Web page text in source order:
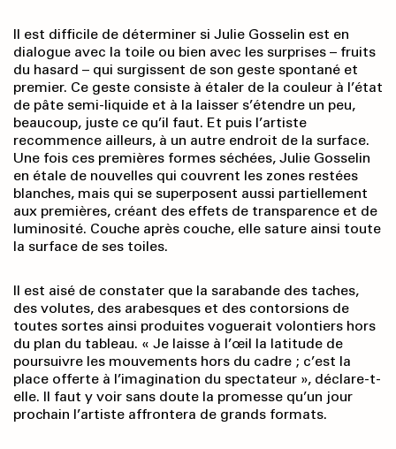
Il est difficile de déterminer si Julie Gosselin est en
dialogue avec la toile ou bien avec les surprises – fruits
du hasard – qui surgissent de son geste spontané et
premier. Ce geste consiste à étaler de la couleur à l’état
de pâte semi-liquide et à la laisser s’étendre un peu,
beaucoup, juste ce qu’il faut. Et puis l’artiste
recommence ailleurs, à un autre endroit de la surface.
Une fois ces premières formes séchées, Julie Gosselin
en étale de nouvelles qui couvrent les zones restées
blanches, mais qui se superposent aussi partiellement
aux premières, créant des effets de transparence et de
luminosité. Couche après couche, elle sature ainsi toute
la surface de ses toiles.
Il est aisé de constater que la sarabande des taches,
des volutes, des arabesques et des contorsions de
toutes sortes ainsi produites voguerait volontiers hors
du plan du tableau. « Je laisse à l’œil la latitude de
poursuivre les mouvements hors du cadre ; c’est la
place offerte à l’imagination du spectateur », déclare-t-
elle. Il faut y voir sans doute la promesse qu’un jour
prochain l’artiste affrontera de grands formats.